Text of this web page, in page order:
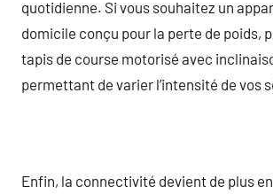
quotidienne. Si vous souhaitez un
domicile conçu pour la perte de poids,
tapis de course motorisé avec
permettant de varier l’intensité de vos
Enfin, la connectivité devient de plus